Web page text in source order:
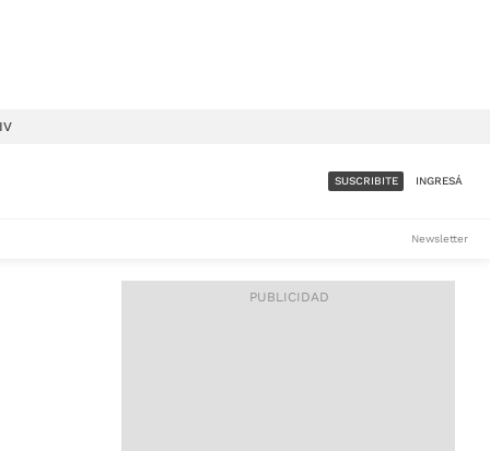
ACCESO FULL - $1.800/MES
SUSCRIBITE INGRESÁ
Newsletter